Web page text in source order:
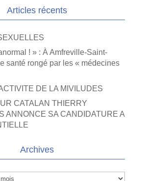
Articles récents
! » : À Amfreville-Saint-
santé rongé par les « médecines
DE LA MIVILUDES
CATALAN THIERRY
ANNONCE SA CANDIDATURE A
Archives